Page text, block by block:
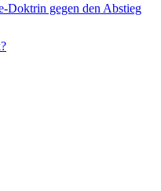
Doktrin gegen den Abstieg